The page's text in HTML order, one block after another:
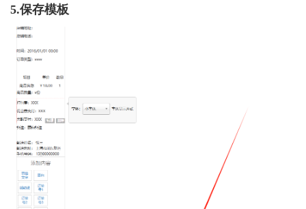
5.保存模板